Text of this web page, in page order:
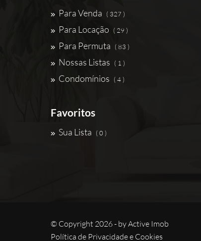
Para Venda ( 327 )
Para Locação ( 29 )
Para Permuta ( 83 )
Nossas Listas ( 1 )
Condomínios ( 4 )
Favoritos
Sua Lista ( 0 )
© Copyright 2026 - byActive Imob
Política de Privacidade e Cookies